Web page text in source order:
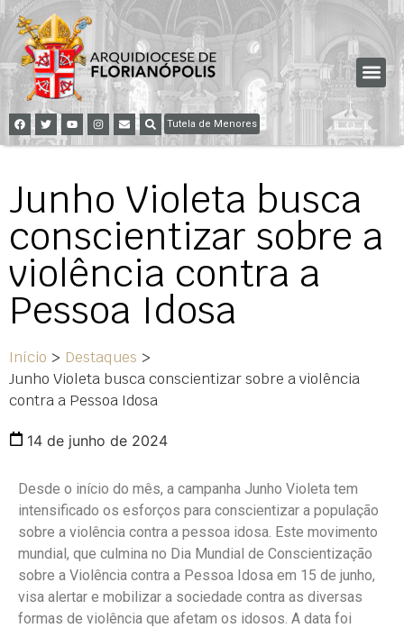
Tutela de Menores
Junho Violeta busca
conscientizar sobre a
violência contra a
Pessoa Idosa
Início > Destaques >
Junho Violeta busca conscientizar sobre a violência
contra a Pessoa Idosa
14 de junho de 2024
Desde o início do mês, a campanha Junho Violeta tem
intensificado os esforços para conscientizar a população
sobre a violência contra a pessoa idosa. Este movimento
mundial, que culmina no Dia Mundial de Conscientização
sobre a Violência contra a Pessoa Idosa em 15 de junho,
visa alertar e mobilizar a sociedade contra as diversas
formas de violência que afetam os idosos. A data foi